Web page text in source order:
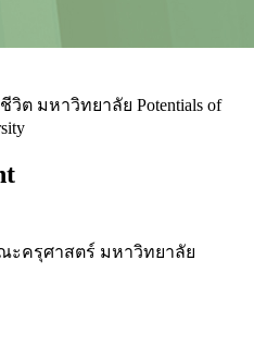
ต มหาวิทยาลัย Potentials of
ครุศาสตร์ มหาวิทยาลัย